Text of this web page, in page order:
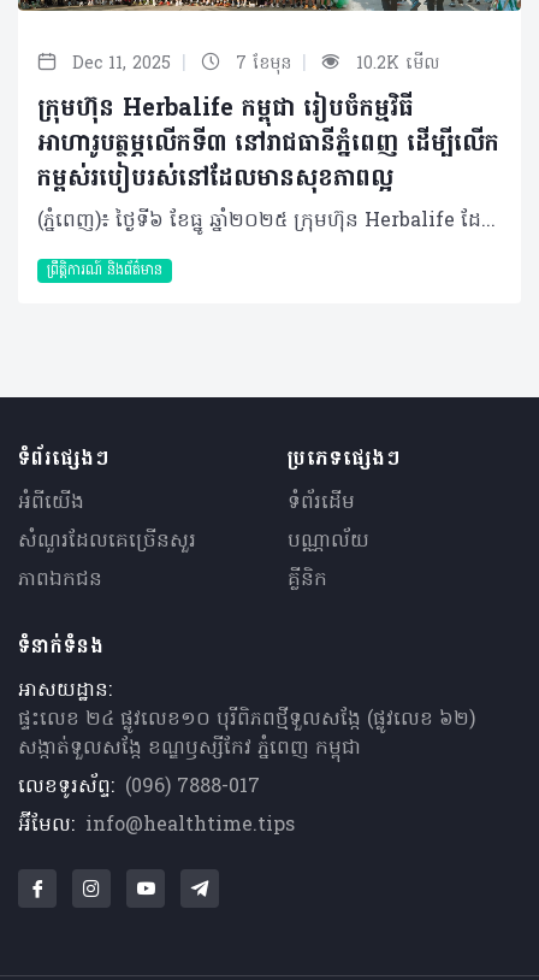
Dec 11, 2025 | 7 ខែមុន | 10.2K មើល
ក្រុមហ៊ុន Herbalife កម្ពុជា រៀបចំកម្មវិធី
អាហារូបត្ថម្ភលើកទី៣ នៅរាជធានីភ្នំពេញ ដើម្បីលើក
កម្ពស់របៀបរស់នៅដែលមានសុខភាពល្អ
(ភ្នំពេញ)៖ ថ្ងៃទី៦ ខែធ្នូ ឆ្នាំ២០២៥ ក្រុមហ៊ុន Herbalife ដែលជាក្រុមហ៊ុនសហគមន៍ និងវេទិកាភ្ជាប់ទំនាក់ទំនង លំដាប់ថ្នាក់ពិភពលោក ផ្នែកសុខភាព និងសុខុមាលភាព បានរៀបចំ កម្មវិធីអាហារូបត្ថម្ភលើកទី៣នៅលើទឹកដីកោះនរា រាជធានីភ្នំពេញ។ គំនិតផ្តួចផ្តើមនៃកម្មវិធីនេះ មានគោលបំណងបំពាក់បំប៉ន និងពង្រឹងនូវចំណេះដឹងចាំបាច់អំពីអាហារូបត្ថម្ភ និងតួនាទីដ៏សំខាន់របស់វាក្នុងសុខភាពទូទៅ និងសុខុមាលភាពប្រចាំថ្ងៃក៏ដូចជាចូលរួមលើកទឹកចិត្តឱ្យមានការទទួលយកនូវទម្លាប់រស់នៅដែលមានសុខភាពល្អ និងសកម្មផងដែរ។ កម្មវិធីអាហារូបត្ថម្ភលើកទី៣ នៅរាជធានីភ្នំពេញ បានទាក់ទាញអ្នកចូលរួមរាប់រយនាក់ ដែលក្នុងចំណោមពួកគេជាច្រើននាក់មានឱកាសទទួលបានការណែនាំអំពីអាហារូបត្ថម្ភ និងកាយសម្បទាផ្ទាល់ខ្លួនពីអ្នកជំនាញសុខភាព និងអាហារូបត្ថម្ភកំពូលៗ ក៏ដូចជាទទួលបានការប្រឹក្សាយោបល់ជាមួយគ្រូពេទ្យជំនាញដោយឥតគិតថ្លៃផងដែរ។ នៅក្នុងព្រឹត្តិការណ៍នេះ ក៏មានរួមបញ្ចូលនូវសកម្មភាពកំសាន្តសប្បាយៗជាច្រើនទៀតផងដែរ ដែលរួមមាន ការរត់លេងកម្សាន្ត 5K (5K Fun Run), ការទទួលទានអាហារក្រឡុកដោយឥតគិតថ្លៃ, ការរាំ Zumba, Experience Pass(បាល់ទាត់ខ្នាតតូច, បាល់ទាត់លើតុ, វាយសី, កីឡាបាល់បោះ), មាតិកាចែករំលែកអំពីសុខភាព (Doctor Talk) ដោយ លោកវេជ្ជបណ្ឌិត និត ប៊ុនតុងយី, ការពិគ្រោះយោបល់សុខភាពដោយឥតគិតថ្លៃពីវេជ្ជបណ្ឌិតមកពីមន្ទីរពេទ្យសកល និង ការ៉េម F1 ដែលធ្វើពីផលិតផល Formula 1 របស់យើងផ្ទាល់តែម្តង។ លើសពីនេះទៅទៀត ស្តង់បង្ហាញរបស់ក្រុមហ៊ុន Herbalife កម្ពុជា នៅក្នុងព្រឹត្តិការណ៍នេះបានជម្រុញការពិភាក្សា និងសកម្មភាពដែលផ្តោតលើសុខភាព និងអាហារូបត្ថម្ភ ដោយបានទាក់ទាញអ្នកចូលរួមយ៉ាងច្រើនកុះករ។ លោក Vu Van Thang ប្រធានចាត់ការទូទៅក្រុមហ៊ុន Herbalife ប្រចាំប្រទេសវៀតណាម និងកម្ពុជា បានថ្លែងថា៖ «យើងពិតជារីករាយខ្លាំងណាស់ដែលកម្មវិធីអាហារូបត្ថម្ភនៅរាជធានីភ្នំពេញបន្តទទួលបានការគាំទ្រយ៉ាងខ្លាំងពីសាធារណជន។ គំនិតផ្តួចផ្តើមនេះគឺជាសក្ខីភាពមួយទៀតចំពោះការប្តេជ្ញាចិត្តមិនរាថយរបស់យើងក្នុងការលើកកម្ពស់ស្មារតី សុខភាព និងសុខុមាលភាព និងសហគមន៍នៅក្នុងប្រទេសកម្ពុជា តាមរយៈការលើកទឹកចិត្តសាធារណជនឱ្យទទួលយកនូវរបៀបរស់នៅដែលមានសុខភាពល្អ និងសកម្ម។ ពួកយើងក៏មានមោទកភាពយ៉ាងរីករាយផងដែរ ដែលអ្នកចែកចាយឯករាជ្យ និងបុគ្គលិកទាំងអស់របស់យើងបានចូលរួមខ្នះខ្នែងយ៉ាងសកម្មនៅក្នុងព្រឹត្តិការណ៍នេះ»។ កម្មវិធីអាហារូបត្ថម្ភរបស់ក្រុមហ៊ុន Herbalife ត្រូវបានរៀបចំឡើងជាលើកដំបូងនៅក្នុងឆ្នាំ ២០២៣ ហើយក៏បានក្លាយជាព្រឹត្តិការណ៍សុខភាពសាធារណៈប្រចាំឆ្នាំមួយនៅក្នុងរាជធានីភ្នំពេញ ដែលទាក់ទាញការចូលរួមពីមនុស្សរាប់រយនាក់ទូទាំងប្រទេស។ អំពីក្រុមហ៊ុន Herbalife ក្រុមហ៊ុន Herbalife (NYSE: HLF) គឺជាក្រុមហ៊ុនសុខភាព និងសុខុមាលភាពឈានមុខគេ និងជាសហគមន៍ដែលកំពុងផ្លាស់ប្តូរជីវិតរបស់មនុស្សជាមួយនឹងផលិតផលអាហារូបត្ថម្ភដ៏អស្ចារ្យ និងជាឱកាសអាជីវកម្មសម្រាប់សមាជិកឯករាជ្យរបស់ខ្លួនចាប់តាំងពីឆ្នាំ 1980។ ក្រុមហ៊ុនផ្តល់ជូននូវផលិតផលដែលគាំទ្រដោយវិទ្យាសាស្រ្តដល់អ្នកប្រើប្រាស់នៅក្នុងទីផ្សារជាង 90។ តាមរយៈសមាជិកឯករាជ្យដែលផ្តល់ជូននូវការបណ្តុះបណ្តាលមួយទល់មួយ និងផ្តល់ការគាំទ្រសហគមន៍ដោយបំផុសគំនិតឱ្យអតិថិជនប្រកាន់ខ្ជាប់នូវរបៀបរស់នៅដែលមានភាពសកម្ម។
ព្រឹត្តិការណ៍ និងព័ត៌មាន
ទំព័រផ្សេងៗ
អំពីយើង
សំណួរ​ដែលគេ​ច្រើន​សួរ
ភាពឯកជន
ប្រភេទផ្សេងៗ
ទំព័រដើម
បណ្ណាល័យ
គ្លីនិក
ទំនាក់ទំនង
អាសយដ្ឋាន:
ផ្ទះលេខ ២៤ ផ្លូវលេខ១០ បុរីពិភពថ្មីទួលសង្កែ (ផ្លូវលេខ ៦២)
សង្កាត់ទួលសង្កែ ខណ្ឌឫស្សីកែវ ភ្នំពេញ កម្ពុជា
លេខទូរស័ព្ទ: (096) 7888-017
អ៊ីមែល: info@healthtime.tips